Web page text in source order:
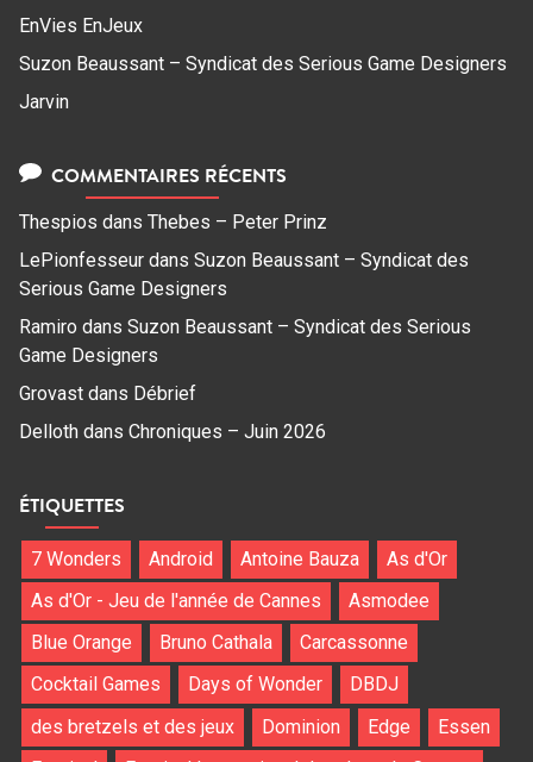
EnVies EnJeux
Suzon Beaussant – Syndicat des Serious Game Designers
Jarvin
COMMENTAIRES RÉCENTS
Thespios dans Thebes – Peter Prinz
LePionfesseur dans Suzon Beaussant – Syndicat des
Serious Game Designers
Ramiro dans Suzon Beaussant – Syndicat des Serious
Game Designers
Grovast dans Débrief
Delloth dans Chroniques – Juin 2026
ÉTIQUETTES
7 Wonders Android Antoine Bauza
As d'Or
As d'Or - Jeu de l'année de Cannes
Asmodee
Blue Orange
Bruno Cathala
Carcassonne
Cocktail Games
Days of Wonder
DBDJ
des bretzels et des jeux
Dominion Edge
Essen